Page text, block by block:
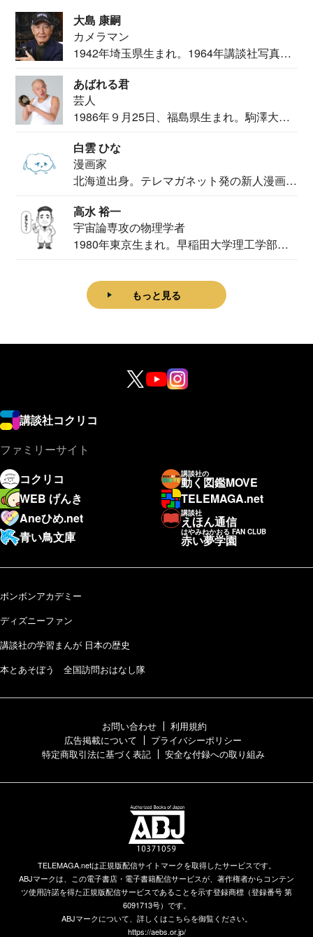
大島 康嗣
カメラマン
1942年埼玉県生まれ。1964年講談社写真部
あばれる君
芸人
1986年９月25日、福島県生まれ。駒澤大学
白雲 ひな
漫画家
北海道出身。テレマガネット発の新人漫画
高水 裕一
宇宙論専攻の物理学者
1980年東京生まれ。早稲田大学理工学部物
もっと見る
講談社コクリコ
ファミリーサイト
コクリコ
講談社の
動く図鑑MOVE
WEB げんき
TELEMAGA.net
Aneひめ.net
講談社
えほん通信
青い鳥文庫
はやみねかおる FAN CLUB
赤い夢学園
ボンボンアカデミー
ディズニーファン
講談社の学習まんが 日本の歴史
本とあそぼう 全国訪問おはなし隊
お問い合わせ
利用規約
広告掲載について
プライバシーポリシー
特定商取引法に基づく表記
安全な付録への取り組み
TELEMAGA.netは正規版配信サイトマークを取得したサービスです。
ABJマークは、この電子書店・電子書籍配信サービスが、著作権者からコンテン
ツ使用許諾を得た正規版配信サービスであることを示す登録商標（登録番号 第
6091713号）です。
ABJマークについて、詳しくはこちらを御覧ください。
https://aebs.or.jp/